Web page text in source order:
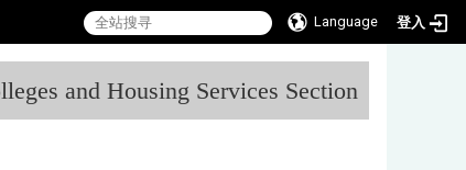
Language 登入
and Housing Services Section